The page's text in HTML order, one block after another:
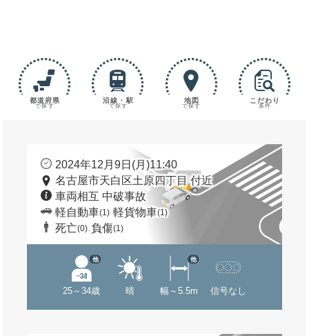
都道府県
で探す
沿線・駅
で探す
地図
で探す
こだわり
条件
2024年12月9日(月)11:40
名古屋市天白区土原四丁目 付近
車両相互 中破事故
軽自動車(1) 軽貨物車(1)
死亡(0) 負傷(1)
25～34歳
他
晴 幅～5.5m
他
信号なし